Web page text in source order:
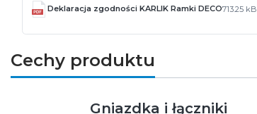
Deklaracja zgodności KARLIK Ramki DECO713.25 kB
Cechy produktu
Gniazdka i łączniki